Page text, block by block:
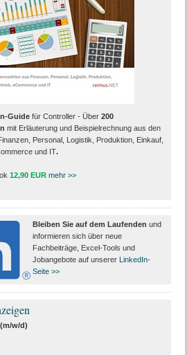
Guidefür Controller - Über 200
mit Erläuterung und Beispielrechnung aus den
Personal, Logistik, Produktion, Einkauf,
und IT.
12,90 EUR mehr >>
Bleiben Sie auf dem Laufenden und
informieren sich über neue
Fachbeiträge, Excel-Tools und
Jobangebote auf unserer LinkedIn-
Seite >>
w/d)